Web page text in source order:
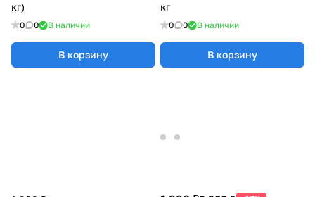
кг)
0 0 В наличии
В корзину
кг
0 0 В наличии
В корзину